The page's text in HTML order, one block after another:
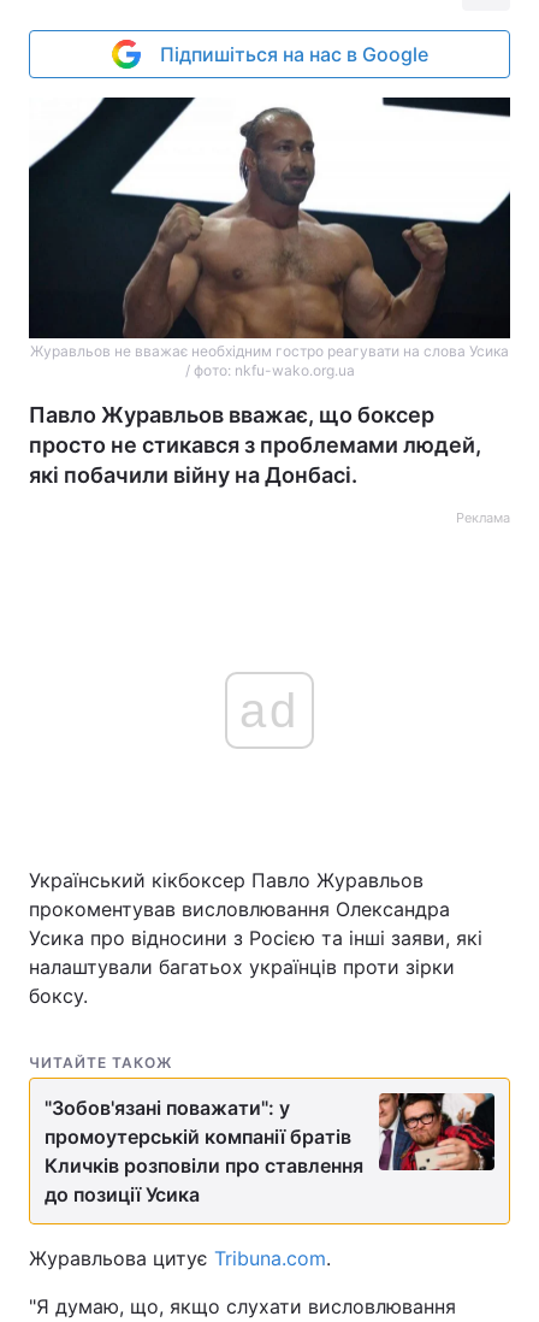
Підпишіться на нас в Google
Журавльов не вважає необхідним гостро реагувати на слова Усика
/ фото: nkfu-wako.org.ua
Павло Журавльов вважає, що боксер
просто не стикався з проблемами людей,
які побачили війну на Донбасі.
Реклама
ad
Український кікбоксер Павло Журавльов
прокоментував висловлювання Олександра
Усика про відносини з Росією та інші заяви, які
налаштували багатьох українців проти зірки
боксу.
ЧИТАЙТЕ ТАКОЖ
"Зобов'язані поважати": у
промоутерській компанії братів
Кличків розповіли про ставлення
до позиції Усика
Журавльова цитує Tribuna.com.
"Я думаю, що, якщо слухати висловлювання